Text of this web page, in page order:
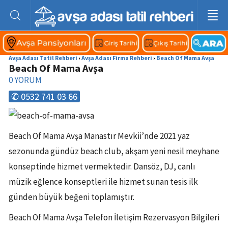
Avşa Adası Tatil Rehberi › Avşa Adası Firma Rehberi › Beach Of Mama Avşa
Beach Of Mama Avşa
0YORUM
✆ 0532 741 03 66
Beach Of Mama Avşa Manastır Mevkii’nde 2021 yaz
sezonunda gündüz beach club, akşam yeni nesil meyhane
konseptinde hizmet vermektedir. Dansöz, DJ, canlı
müzik eğlence konseptleri ile hizmet sunan tesis ilk
günden büyük beğeni toplamıştır.
Beach Of Mama Avşa Telefon İletişim Rezervasyon Bilgileri